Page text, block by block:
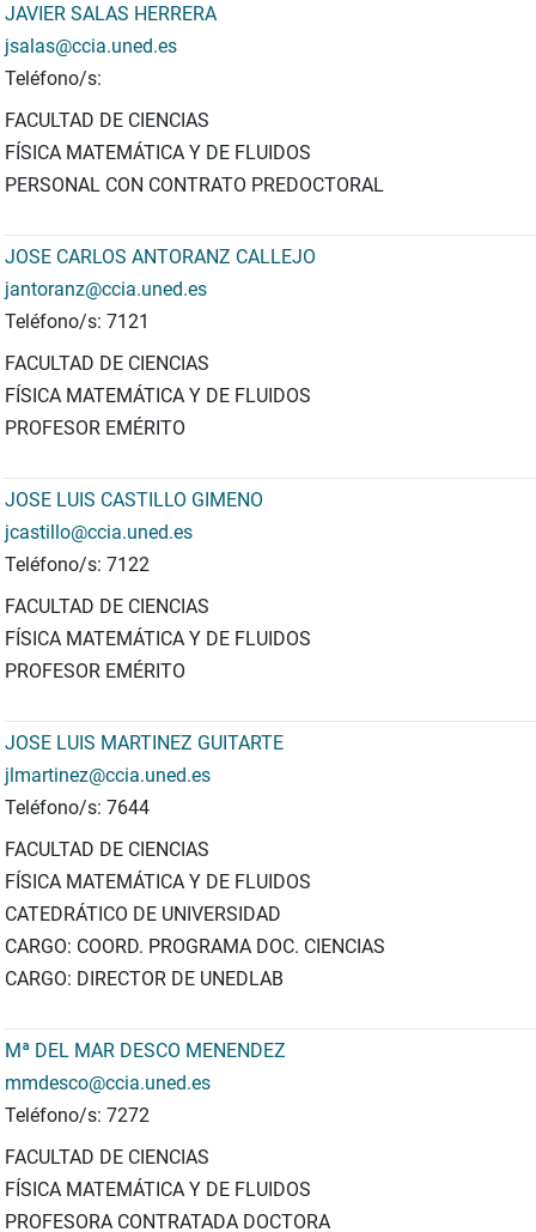
JAVIER SALAS HERRERA
jsalas@ccia.uned.es
Teléfono/s:
FACULTAD DE CIENCIAS
FÍSICA MATEMÁTICA Y DE FLUIDOS
PERSONAL CON CONTRATO PREDOCTORAL
JOSE CARLOS ANTORANZ CALLEJO
jantoranz@ccia.uned.es
Teléfono/s: 7121
FACULTAD DE CIENCIAS
FÍSICA MATEMÁTICA Y DE FLUIDOS
PROFESOR EMÉRITO
JOSE LUIS CASTILLO GIMENO
jcastillo@ccia.uned.es
Teléfono/s: 7122
FACULTAD DE CIENCIAS
FÍSICA MATEMÁTICA Y DE FLUIDOS
PROFESOR EMÉRITO
JOSE LUIS MARTINEZ GUITARTE
jlmartinez@ccia.uned.es
Teléfono/s: 7644
FACULTAD DE CIENCIAS
FÍSICA MATEMÁTICA Y DE FLUIDOS
CATEDRÁTICO DE UNIVERSIDAD
CARGO: COORD. PROGRAMA DOC. CIENCIAS
CARGO: DIRECTOR DE UNEDLAB
Mª DEL MAR DESCO MENENDEZ
mmdesco@ccia.uned.es
Teléfono/s: 7272
FACULTAD DE CIENCIAS
FÍSICA MATEMÁTICA Y DE FLUIDOS
PROFESORA CONTRATADA DOCTORA